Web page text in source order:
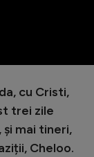
cu Cristi,
trei zile
mai tineri,
Cheloo.